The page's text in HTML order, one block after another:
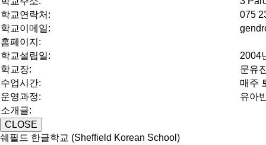
학교연락처:
075
학교이메일:
홈페이지:
학교설립일:
2004
학교장:
문유
수업시간:
매주
운영과정:
유아
소개글:
CLOSE
쉐필드 한글학교 (Sheffield Korean School)